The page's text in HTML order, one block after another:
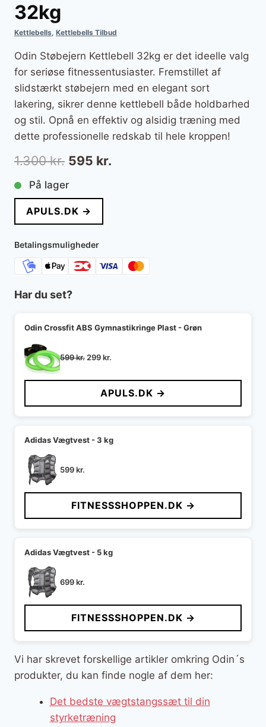
32kg
Kettlebells, Kettlebells Tilbud
Odin Støbejern Kettlebell 32kg er det ideelle valg
for seriøse fitnessentusiaster. Fremstillet af
slidstærkt støbejern med en elegant sort
lakering, sikrer denne kettlebell både holdbarhed
og stil. Opnå en effektiv og alsidig træning med
dette professionelle redskab til hele kroppen!
1.300kr. Den
oprindelige
pris
var:
1.300 kr..
595 kr.
På lager
APULS.DK →
Betalingsmuligheder
Har du set?
Odin Crossfit ABS Gymnastikringe Plast - Grøn
599kr. Den
pris
599 kr..
299kr.
pris
er:
299 kr..
APULS.DK →
Adidas Vægtvest - 3 kg
599kr.
FITNESSSHOPPEN.DK →
Adidas Vægtvest - 5 kg
699kr.
FITNESSSHOPPEN.DK →
Vi har skrevet forskellige artikler omkring Odin´s
produkter, du kan finde nogle af dem her:
Det bedste vægtstangssæt til din
styrketræning